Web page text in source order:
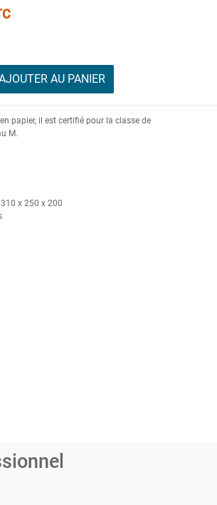
AU PANIER
papier, il est certifié pour la classe de
M.
x 250 x 200